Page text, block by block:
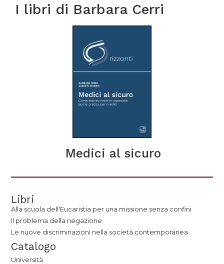
I libri di Barbara Cerri
Medici al sicuro
Libri
Alla scuola dell'Eucaristia per una missione senza confini
Il problema della negazione
Le nuove discriminazioni nella società contemporanea
Catalogo
Università